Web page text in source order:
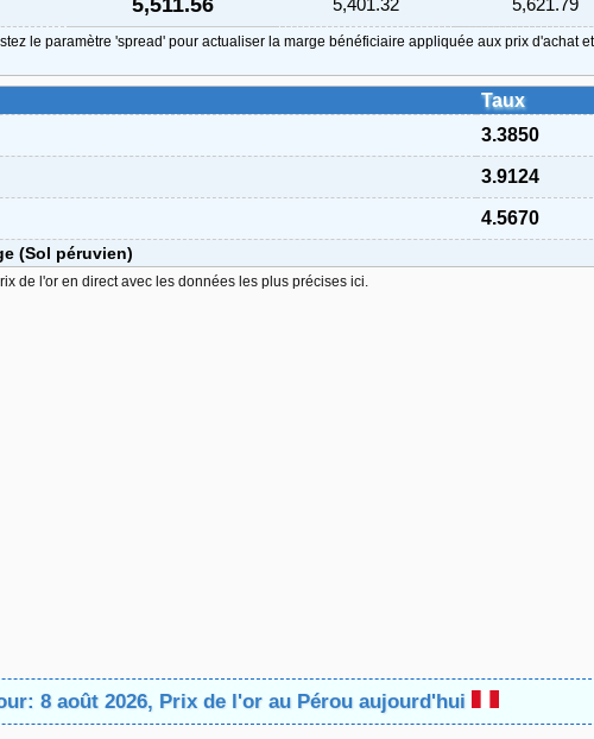
5,511.56 5,401.32 5,621.79
le paramètre 'spread' pour actualiser la marge bénéficiaire appliquée aux prix d'achat
Taux
3.3850
3.9124
4.5670
(Sol péruvien)
de l'or en direct avec les données les plus précises ici.
8 août 2026, Prix de l'or au Pérou aujourd'hui